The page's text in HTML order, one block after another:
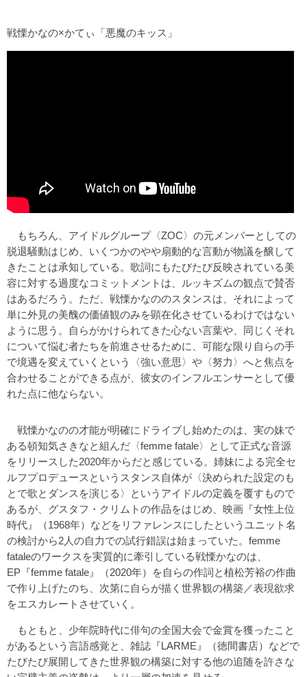
戦慄かなの×かてぃ「悪魔のキッス」
もちろん、アイドルグループ〈ZOC〉の元メンバーとしての
脱退騒動はじめ、いくつかのやや扇動的な言動が物議を醸して
きたことは承知している。歌詞にもたびたび反映されている美
容に対する過度なコミットメントは、ルッキズムの観点で賛否
はあるだろう。ただ、戦慄かなののスタンスは、それによって
単に外見の美醜の価値観のみを顕在化させているわけではない
ように思う。自らがかけられてきた心ない言葉や、同じくそれ
について悩む者たちを前進させるために、可能な限り自らの手
で境遇を変えていくという〈強い意思〉や〈努力〉へと焦点を
合わせることができる点が、彼女のインフルエンサーとして優
れた点に他ならない。
戦慄かなのの才能が明確にドライブし始めたのは、実の妹で
ある頓知気さきなと組んだ〈femme fatale〉として正式な音源
をリリースした2020年からだと感じている。姉妹による完全セ
ルフプロデュースというスタンス自体が〈決められた設定のも
とで歌とダンスを演じる〉というアイドルの定義を覆すもので
あるが、グスタフ・クリムトの作品をはじめ、映画『女性上位
時代』（1968年）などをリファレンスにしたというユニット名
の検討から2人の自力での試行錯誤は始まっていた。femme
fataleのワークスを実質的に牽引している戦慄かなのは、
EP『femme fatale』（2020年）を自らの作詞と植松芳裕の作曲
で作り上げたのち、次第に自らが描く世界観の構築／表現欲求
をエスカレートさせていく。
もともと、少年院時代に俳句の全国大会で金賞を獲ったこと
があるという言語感覚と、雑誌『LARME』（徳間書店）などで
たびたび展開してきた世界観の構築に対する他の追随を許さな